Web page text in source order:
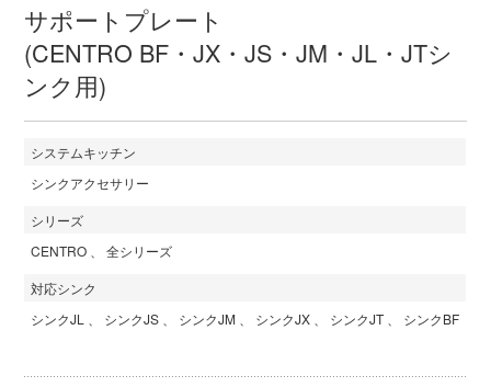
サポートプレート
(CENTRO BF・JX・JS・JM・JL・JTシ
ンク用)
システムキッチン
シンクアクセサリー
シリーズ
CENTRO
全シリーズ
対応シンク
シンクJL
シンクJS シンクJM シンクJX シンクJT シンクBF